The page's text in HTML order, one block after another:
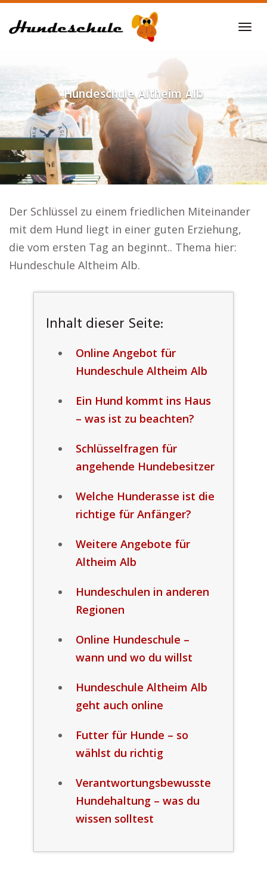
to
HundeschuleAltheim Alb
Der Schlüssel zu einem friedlichen Miteinander
mit dem Hund liegt in einer guten Erziehung,
die vom ersten Tag an beginnt.. Thema hier:
Hundeschule Altheim Alb.
Inhalt dieser Seite:
Online Angebot für
Hundeschule Altheim Alb
Ein Hund kommt ins Haus
– was ist zu beachten?
Schlüsselfragen für
angehende Hundebesitzer
Welche Hunderasse ist die
richtige für Anfänger?
Weitere Angebote für
Altheim Alb
Hundeschulen in anderen
Regionen
Online Hundeschule –
wann und wo du willst
Hundeschule Altheim Alb
geht auch online
Futter für Hunde – so
wählst du richtig
Verantwortungsbewusste
Hundehaltung – was du
wissen solltest